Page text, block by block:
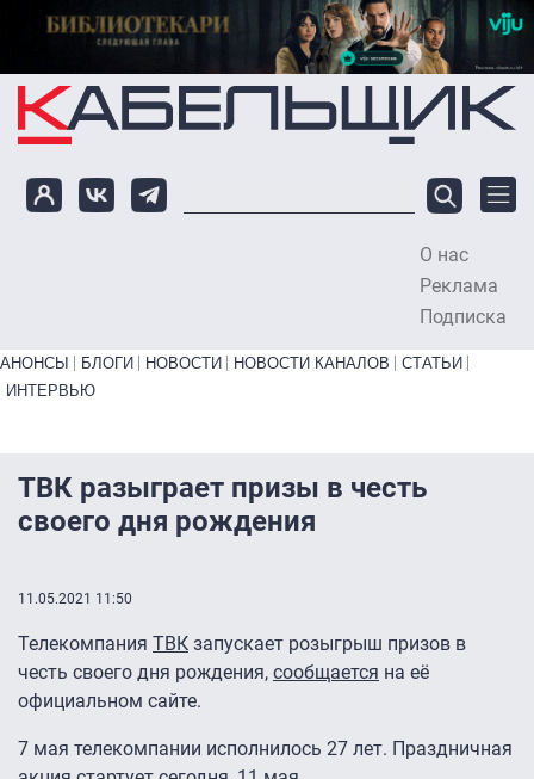
Перейти к основному содержанию
О нас
Реклама
Подписка
Primary links bottom
АНОНСЫ БЛОГИ НОВОСТИ НОВОСТИ КАНАЛОВ
СТАТЬИ
ИНТЕРВЬЮ
ТВК разыграет призы в честь
своего дня рождения
11.05.2021 11:50
Телекомпания ТВК запускает розыгрыш призов в
честь своего дня рождения, сообщается на её
официальном сайте.
7 мая телекомпании исполнилось 27 лет. Праздничная